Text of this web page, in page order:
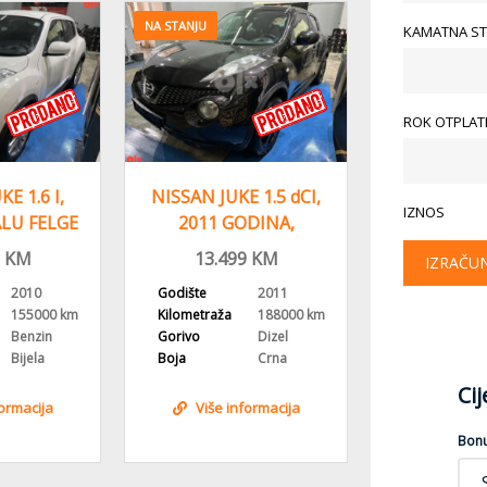
1.6 I,
FELGE
KLIMA
KM
2010
155000 km
Benzin
Bijela
NA STANJU
NISSAN JUKE 1.5 dCI,
2011 GODINA,
REGISTROVAN
13.499KM
Godište
2011
Kilometraža
188000 km
Gorivo
Dizel
Boja
Crna
Više informacija
2013
2
9.999KM
Više
KAMATNA
ROK
IZNOS